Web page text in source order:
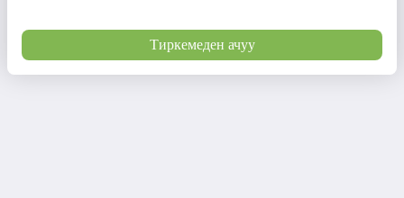
Тиркемеден ачуу